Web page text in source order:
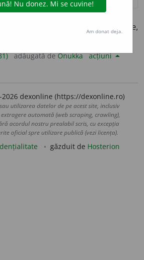
A crește copii, a le da creștere,
adăugată deOnukka acțiuni
dexonline (https://dexonline.ro)
utilizarea datelor de pe acest site, inclusiv
automată (web scraping, crawling),
acordul nostru prealabil scris, cu excepția
oficial spre utilizare publică (vezi licența).
găzduit de Hosterion
Am donat deja.